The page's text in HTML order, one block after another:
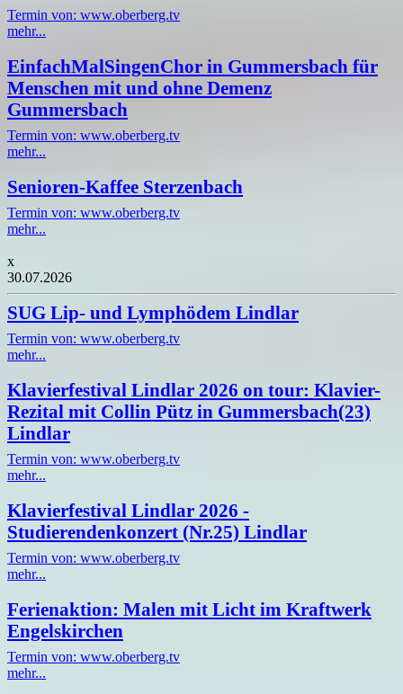
Termin von: www.oberberg.tv
mehr...
EinfachMalSingenChor in Gummersbach für
Menschen mit und ohne Demenz
Gummersbach
Termin von: www.oberberg.tv
mehr...
Senioren-Kaffee Sterzenbach
Termin von: www.oberberg.tv
mehr...
x
30.07.2026
SUG Lip- und Lymphödem Lindlar
Termin von: www.oberberg.tv
mehr...
Klavierfestival Lindlar 2026 on tour: Klavier-
Rezital mit Collin Pütz in Gummersbach(23)
Lindlar
Termin von: www.oberberg.tv
mehr...
Klavierfestival Lindlar 2026 -
Studierendenkonzert (Nr.25) Lindlar
Termin von: www.oberberg.tv
mehr...
Ferienaktion: Malen mit Licht im Kraftwerk
Engelskirchen
Termin von: www.oberberg.tv
mehr...